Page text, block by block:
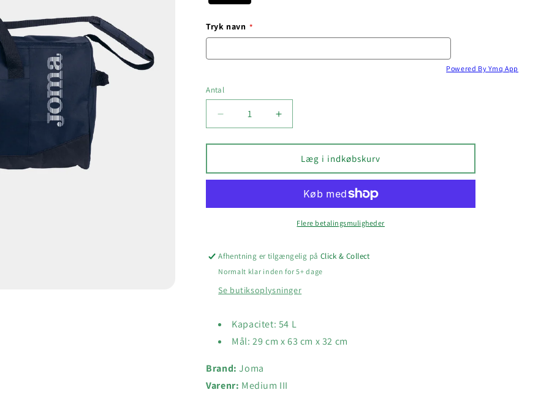
Tryk navn
Powered By Ymq App
Antal
Reducer
antallet
for
SPORTSTASKE
Øg
antallet
for
SPORTSTASKE
Læg i indkøbskurv
Flere betalingsmuligheder
Afhentning er tilgængelig på Click & Collect
Normalt klar inden for 5+ dage
Se butiksoplysninger
Kapacitet: 54 L
Mål: 29 cm x 63 cm x 32 cm
Brand: Joma
Varenr: Medium III